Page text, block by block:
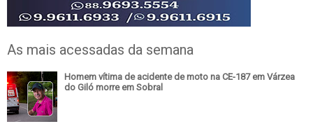
As mais acessadas da semana
Homem vítima de acidente de moto na CE-187 em Várzea
do Giló morre em Sobral